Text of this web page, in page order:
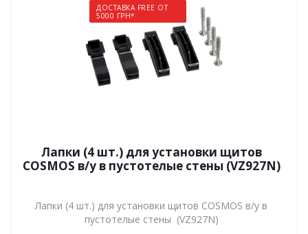
ДОСТАВКА FREE ОТ
5000 ГРН*
Лапки (4 шт.) для установки щитов
COSMOS в/у в пустотелые стены (VZ927N)
Лапки (4 шт.) для установки щитов COSMOS в/у в
пустотелые стены (VZ927N)